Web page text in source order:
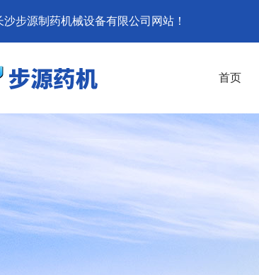
步源制药机械设备有限公司网站！
首页